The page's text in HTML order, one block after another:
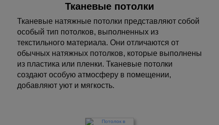
Тканевые потолки
Тканевые натяжные потолки представляют собой
особый тип потолков, выполненных из
текстильного материала. Они отличаются от
обычных натяжных потолков, которые выполнены
из пластика или пленки. Тканевые потолки
создают особую атмосферу в помещении,
добавляют уют и мягкость.